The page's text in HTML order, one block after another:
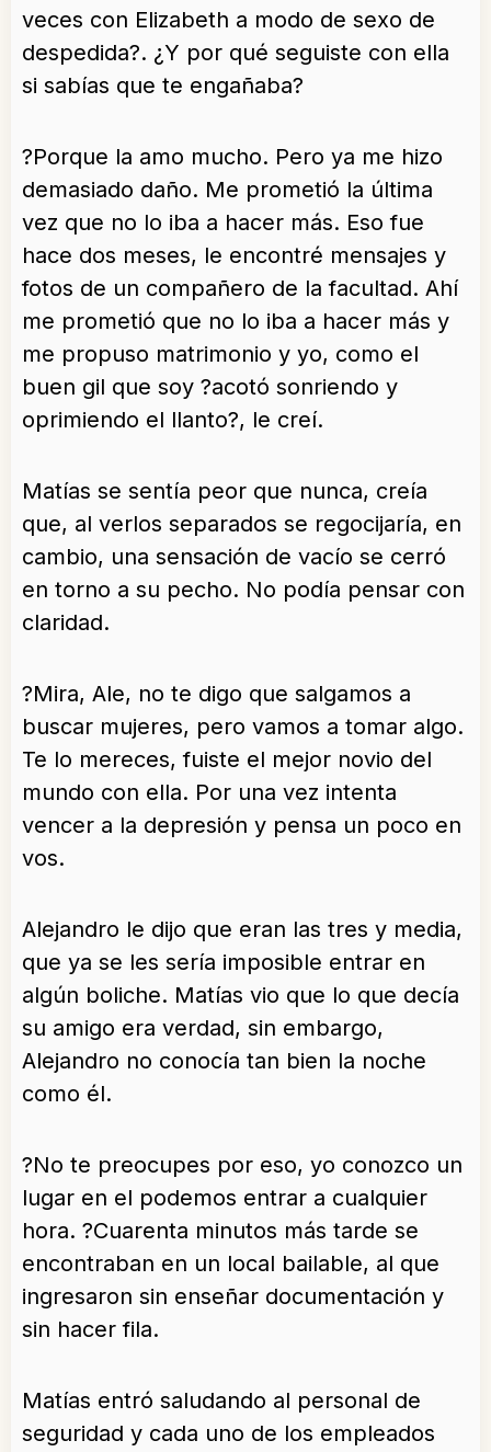
veces con Elizabeth a modo de sexo de
despedida?. ¿Y por qué seguiste con ella
si sabías que te engañaba?
?Porque la amo mucho. Pero ya me hizo
demasiado daño. Me prometió la última
vez que no lo iba a hacer más. Eso fue
hace dos meses, le encontré mensajes y
fotos de un compañero de la facultad. Ahí
me prometió que no lo iba a hacer más y
me propuso matrimonio y yo, como el
buen gil que soy ?acotó sonriendo y
oprimiendo el llanto?, le creí.
Matías se sentía peor que nunca, creía
que, al verlos separados se regocijaría, en
cambio, una sensación de vacío se cerró
en torno a su pecho. No podía pensar con
claridad.
?Mira, Ale, no te digo que salgamos a
buscar mujeres, pero vamos a tomar algo.
Te lo mereces, fuiste el mejor novio del
mundo con ella. Por una vez intenta
vencer a la depresión y pensa un poco en
vos.
Alejandro le dijo que eran las tres y media,
que ya se les sería imposible entrar en
algún boliche. Matías vio que lo que decía
su amigo era verdad, sin embargo,
Alejandro no conocía tan bien la noche
como él.
?No te preocupes por eso, yo conozco un
lugar en el podemos entrar a cualquier
hora. ?Cuarenta minutos más tarde se
encontraban en un local bailable, al que
ingresaron sin enseñar documentación y
sin hacer fila.
Matías entró saludando al personal de
seguridad y cada uno de los empleados